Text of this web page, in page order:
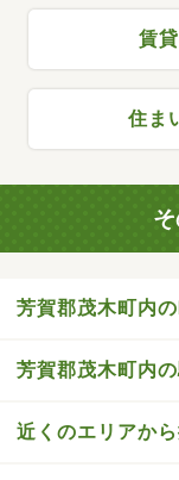
賃
住ま
芳賀郡茂木町内
芳賀郡茂木町内
近くのエリアか